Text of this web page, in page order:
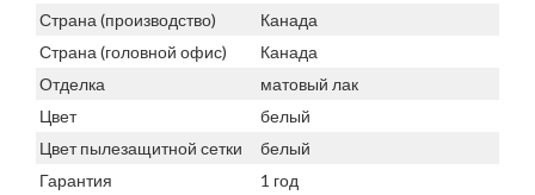
Страна (производство)
Канада
Страна (головной офис)
Канада
Отделка
матовый лак
Цвет
белый
Цвет пылезащитной сетки
белый
Гарантия
1 год